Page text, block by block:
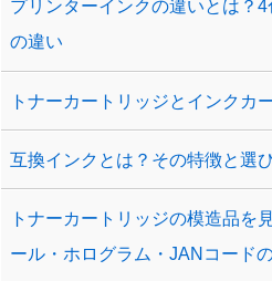
プリンターインクの違いとは？
の違い
トナーカートリッジとインクカ
互換インクとは？その特徴と選
トナーカートリッジの模造品を
ール・ホログラム・JANコード